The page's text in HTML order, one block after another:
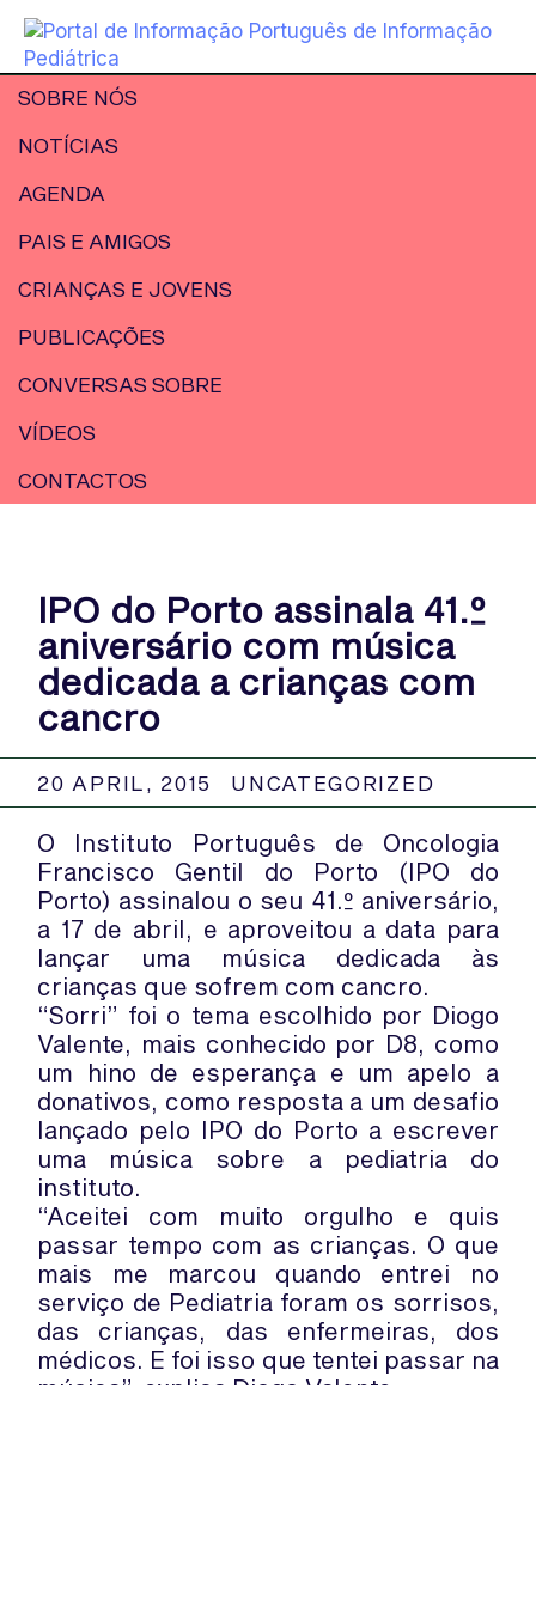
SOBRE NÓS
NOTÍCIAS
AGENDA
PAIS E AMIGOS
CRIANÇAS E JOVENS
PUBLICAÇÕES
CONVERSAS SOBRE
VÍDEOS
CONTACTOS
IPO do Porto assinala 41.º
aniversário com música
dedicada a crianças com
cancro
20 APRIL, 2015 UNCATEGORIZED
O Instituto Português de Oncologia
Francisco Gentil do Porto (IPO do
Porto) assinalou o seu 41.º aniversário,
a 17 de abril, e aproveitou a data para
lançar uma música dedicada às
crianças que sofrem com cancro.
“Sorri” foi o tema escolhido por Diogo
Valente, mais conhecido por D8, como
um hino de esperança e um apelo a
donativos, como resposta a um desafio
lançado pelo IPO do Porto a escrever
uma música sobre a pediatria do
instituto.
“Aceitei com muito orgulho e quis
passar tempo com as crianças. O que
mais me marcou quando entrei no
serviço de Pediatria foram os sorrisos,
das crianças, das enfermeiras, dos
médicos. E foi isso que tentei passar na
música”, explica Diogo Valente.